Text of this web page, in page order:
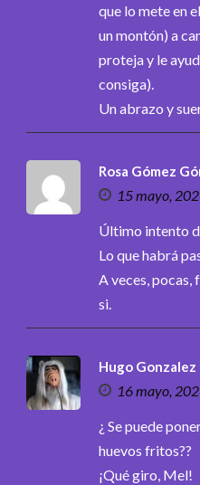
que lo mete en
un montón) a
proteja y le
consiga).
Un abrazo y
Rosa Gómez
15 mayo,
Último intento
Lo que habrá
A veces, pocas,
si.
Hugo
16 mayo,
¿ Se puede
huevos fritos??
¡Qué giro, Mel!